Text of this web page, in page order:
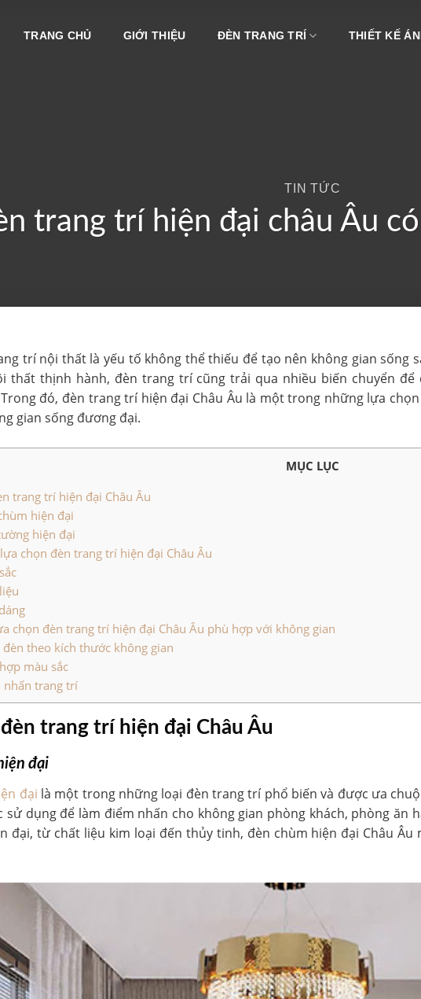
TRANG CHỦ GIỚI THIỆU ĐÈN TRANG TRÍ THIẾT KẾ
TIN TỨC
trang trí hiện đại châu Âu
trí nội thất là yếu tố không thể thiếu để tạo nên không gian sống
thất thịnh hành, đèn trang trí cũng trải qua nhiều biến chuyển để
đó, đèn trang trí hiện đại Châu Âu là một trong những lựa
gian sống đương đại.
MỤC LỤC
trang trí hiện đại Châu Âu
hiện đại
hiện đại
chọn đèn trang trí hiện đại Châu Âu
chọn đèn trang trí hiện đại Châu Âu phù hợp với không gian
đèn theo kích thước không gian
màu sắc
trang trí
trang trí hiện đại Châu Âu
đại
đại là một trong những loại đèn trang trí phổ biến và được ưa
dụng để làm điểm nhấn cho không gian phòng khách, phòng ăn
đại, từ chất liệu kim loại đến thủy tinh, đèn chùm hiện đại Châu